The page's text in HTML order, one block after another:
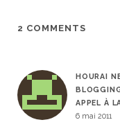
2 COMMENTS
HOURAI
APPEL À
6 mai 2011